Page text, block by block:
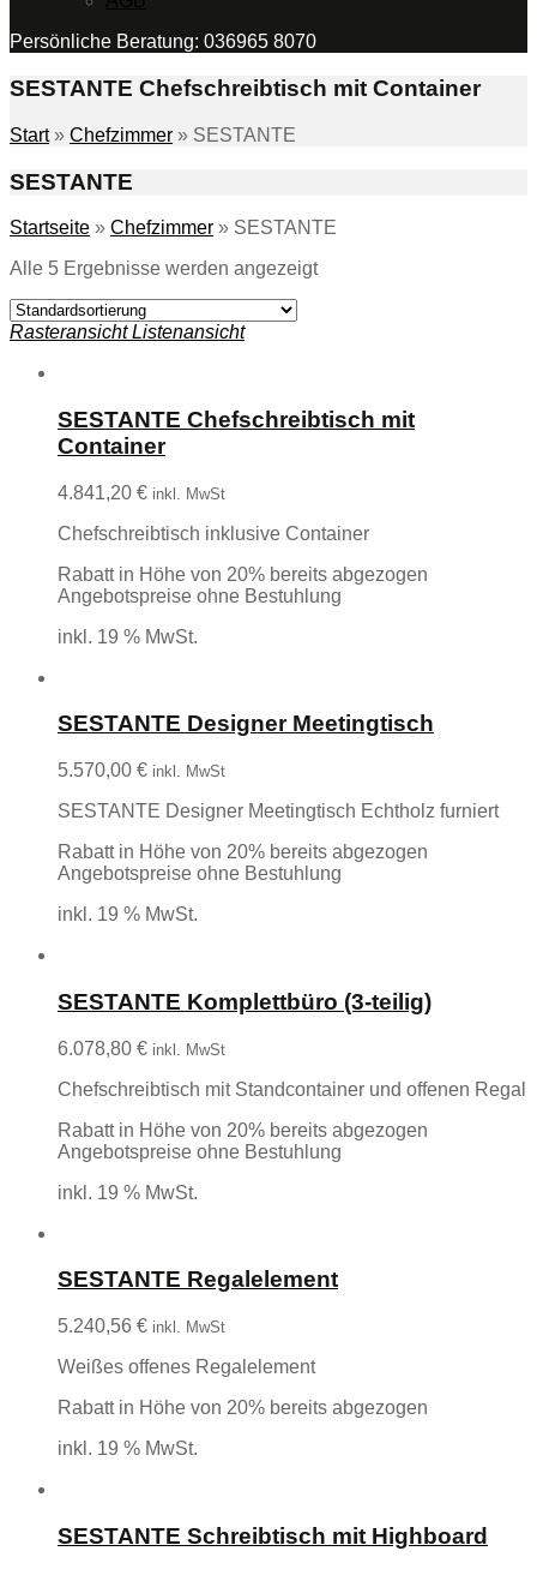
Persönliche Beratung: 036965 8070
SESTANTE Chefschreibtisch mit Container
Start» Chefzimmer » SESTANTE
SESTANTE
Startseite » Chefzimmer » SESTANTE
Alle 5 Ergebnisse werden angezeigt
Rasteransicht Listenansicht
SESTANTE Chefschreibtisch mit
Container
4.841,20 € inkl. MwSt
Chefschreibtisch inklusive Container
Rabatt in Höhe von 20% bereits abgezogen
Angebotspreise ohne Bestuhlung
inkl. 19 % MwSt.
SESTANTE Designer Meetingtisch
5.570,00 € inkl. MwSt
SESTANTE Designer Meetingtisch Echtholz furniert
Rabatt in Höhe von 20% bereits abgezogen
Angebotspreise ohne Bestuhlung
inkl. 19 % MwSt.
SESTANTE Komplettbüro (3-teilig)
6.078,80 € inkl. MwSt
Chefschreibtisch mit Standcontainer und offenen Regal
Rabatt in Höhe von 20% bereits abgezogen
Angebotspreise ohne Bestuhlung
inkl. 19 % MwSt.
SESTANTE Regalelement
5.240,56 € inkl. MwSt
Weißes offenes Regalelement
Rabatt in Höhe von 20% bereits abgezogen
inkl. 19 % MwSt.
SESTANTE Schreibtisch mit Highboard